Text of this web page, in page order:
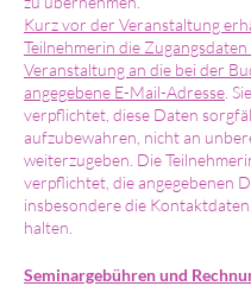
Kurz vor der Veranstaltung
Teilnehmerin die Zugangsdaten
Veranstaltung an die bei der
angegebene E-Mail-Adresse .
verpflichtet, diese Daten
aufzubewahren, nicht an
weiterzugeben. Die
verpflichtet, die angegebenen
insbesondere die
halten.
Seminargebühren und